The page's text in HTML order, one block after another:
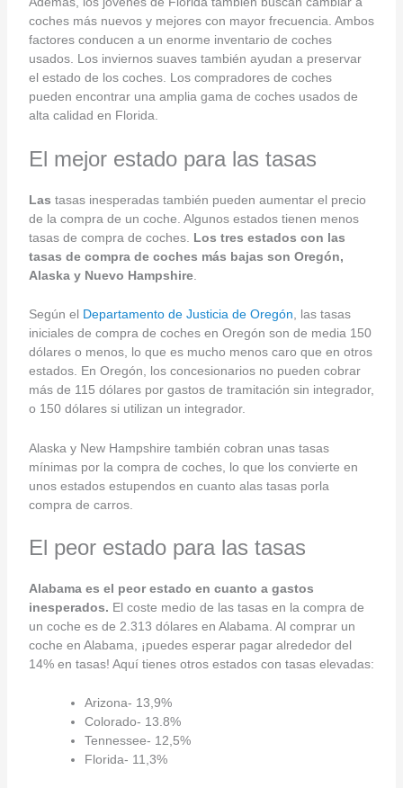
coches más nuevos y mejores con mayor frecuencia. Ambos
factores conducen a un enorme inventario de coches
usados. Los inviernos suaves también ayudan a preservar
el estado de los coches. Los compradores de coches
pueden encontrar una amplia gama de coches usados de
alta calidad en Florida.
El mejor estado para las tasas
Las tasas inesperadas también pueden aumentar el precio
de la compra de un coche. Algunos estados tienen menos
tasas de compra de coches. Los tres estados con las
tasas de compra de coches más bajas son Oregón,
Alaska y Nuevo Hampshire.
Según el Departamento de Justicia de Oregón, las tasas
iniciales de compra de coches en Oregón son de media 150
dólares o menos, lo que es mucho menos caro que en otros
estados. En Oregón, los concesionarios no pueden cobrar
más de 115 dólares por gastos de tramitación sin integrador,
o 150 dólares si utilizan un integrador.
Alaska y New Hampshire también cobran unas tasas
mínimas por la compra de coches, lo que los convierte en
unos estados estupendos en cuanto alas tasas porla
compra de carros.
El peor estado para las tasas
Alabama es el peor estado en cuanto a gastos
inesperados. El coste medio de las tasas en la compra de
un coche es de 2.313 dólares en Alabama. Al comprar un
coche en Alabama, ¡puedes esperar pagar alrededor del
14% en tasas! Aquí tienes otros estados con tasas elevadas:
Arizona- 13,9%
Colorado- 13.8%
Tennessee- 12,5%
Florida- 11,3%